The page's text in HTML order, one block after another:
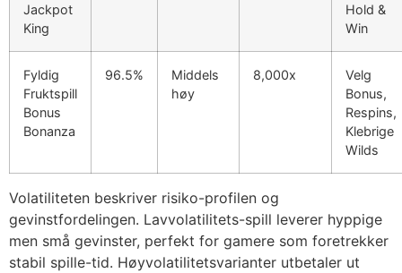
Jackpot
King
Hold &
Win
Fyldig
Fruktspill
Bonus
Bonanza
96.5%
Middels
høy
8,000x
Velg
Bonus,
Respins,
Klebrige
Wilds
Volatiliteten beskriver risiko-profilen og
gevinstfordelingen. Lavvolatilitets-spill leverer hyppige
men små gevinster, perfekt for gamere som foretrekker
stabil spille-tid. Høyvolatilitetsvarianter utbetaler ut